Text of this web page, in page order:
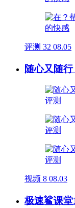
评测 32 08.05
随心又随
视频 8 08.03
极速鲨课